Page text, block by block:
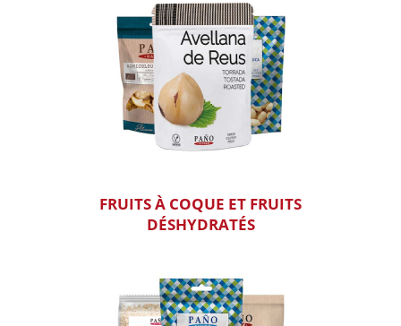
FRUITS À COQUE ET FRUITS
DÉSHYDRATÉS